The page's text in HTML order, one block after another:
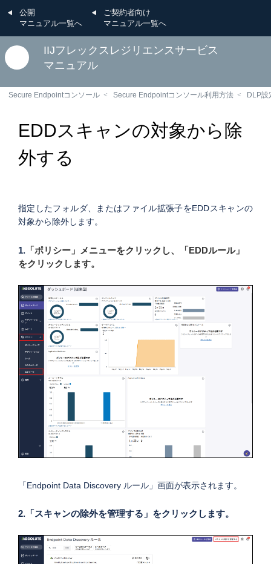
公開
マニュアル一覧へ
ご契約者向け
マニュアル一覧へ
IIJフレックスレジリエンスサービス
マニュアル
Secure Endpointコンソール Secure Endpointコンソール利用方法 DLP設
EDDスキャンの対象から除
外する
指定したフォルダ、またはファイル拡張子をEDDスキャンの
対象から除外します。
1. 「ポリシー」メニューをクリックし、「EDDルール」
をクリックします。
「Endpoint Data Discovery ルール」画面が表示されます。
2.「スキャンの除外を管理する」をクリックします。